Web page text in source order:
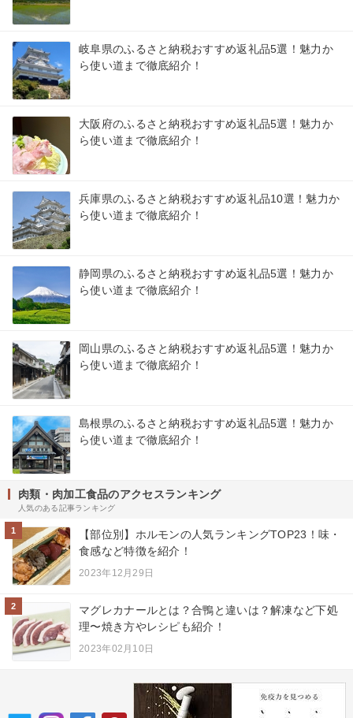
岐阜県のふるさと納税おすすめ返礼品5選！魅力か
ら使い道まで徹底紹介！
大阪府のふるさと納税おすすめ返礼品5選！魅力か
ら使い道まで徹底紹介！
兵庫県のふるさと納税おすすめ返礼品10選！魅力か
ら使い道まで徹底紹介！
静岡県のふるさと納税おすすめ返礼品5選！魅力か
ら使い道まで徹底紹介！
岡山県のふるさと納税おすすめ返礼品5選！魅力か
ら使い道まで徹底紹介！
島根県のふるさと納税おすすめ返礼品5選！魅力か
ら使い道まで徹底紹介！
肉類・肉加工食品のアクセスランキング
人気のある記事ランキング
1
【部位別】ホルモンの人気ランキングTOP23！味・
食感など特徴を紹介！
2023年12月29日
2
マグレカナールとは？合鴨と違いは？解凍など下処
理〜焼き方やレシピも紹介！
2023年02月10日